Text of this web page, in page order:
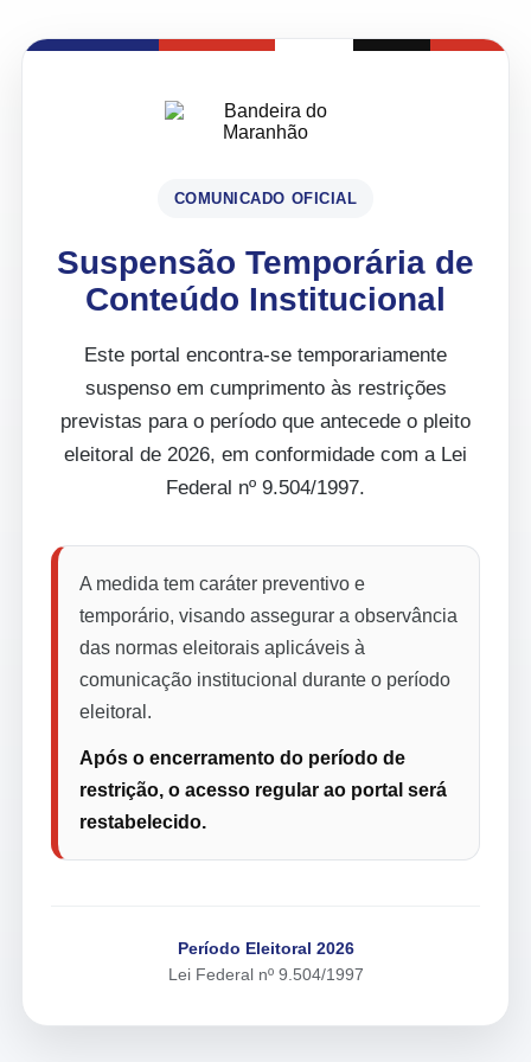
COMUNICADO OFICIAL
Suspensão Temporária de
Conteúdo Institucional
Este portal encontra-se temporariamente
suspenso em cumprimento às restrições
previstas para o período que antecede o pleito
eleitoral de 2026, em conformidade com a Lei
Federal nº 9.504/1997.
A medida tem caráter preventivo e
temporário, visando assegurar a observância
das normas eleitorais aplicáveis à
comunicação institucional durante o período
eleitoral.
Após o encerramento do período de
restrição, o acesso regular ao portal será
restabelecido.
Período Eleitoral 2026
Lei Federal nº 9.504/1997